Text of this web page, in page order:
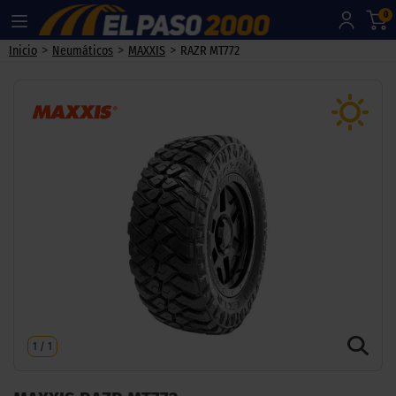
0
Inicio > Neumáticos > MAXXIS > RAZR MT772
1 / 1